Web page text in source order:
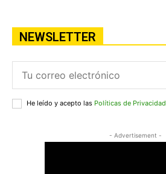
NEWSLETTER
He leído y acepto las Políticas de Privacidad
- Advertisement -